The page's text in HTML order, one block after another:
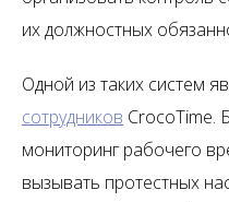
их должностных
Одной из таких систем
сотрудников CrocoTime.
мониторинг рабочего
вызывать протестных